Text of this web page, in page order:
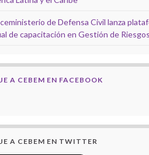
de Defensa Civil lanza
de capacitación en Gestión de Riesgos
A CEBEM EN FACEBOOK
A CEBEM EN TWITTER